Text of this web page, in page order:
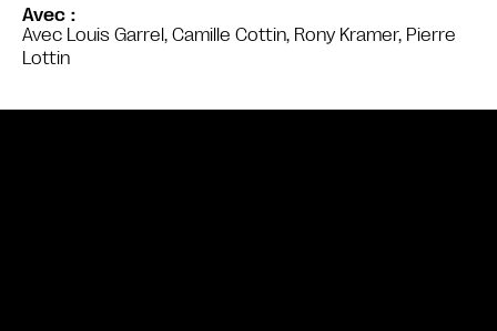
Avec
Avec Louis Garrel, Camille Cottin, Rony Kramer, Pierre
Lottin